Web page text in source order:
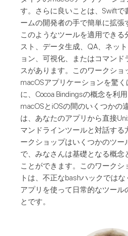
す。さらに良いことは、Swiftで
ームの開発者の手で簡単に拡張
このようなツールを適用できる
スト、データ生成、QA、ネッ
ョン、可視化、またはコマンド
スがあります。このワークショ
macOSアプリケーションを驚
に、Cocoa Bindingsの概念を利
macOSとiOSの間のいくつかの
は、あなたのアプリから直接
マンドラインツールと対話する
ークショップはいくつかのツー
で、みなさんは基礎となる概念
ことができます。このワークシ
トは、不正なbashハックでは
アプリを使って日常的なツール
とです。